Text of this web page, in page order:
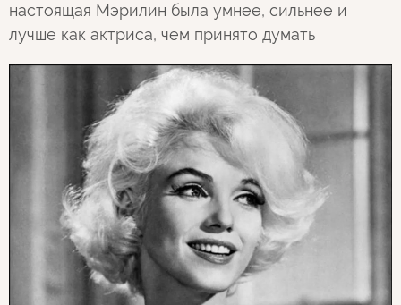
настоящая Мэрилин была умнее, сильнее и
лучше как актриса, чем принято думать